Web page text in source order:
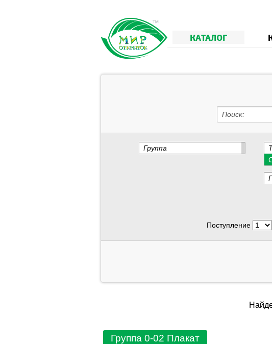
КАТАЛОГ
Поиск
Группа
Поступление
Группа 0-02 Плакат